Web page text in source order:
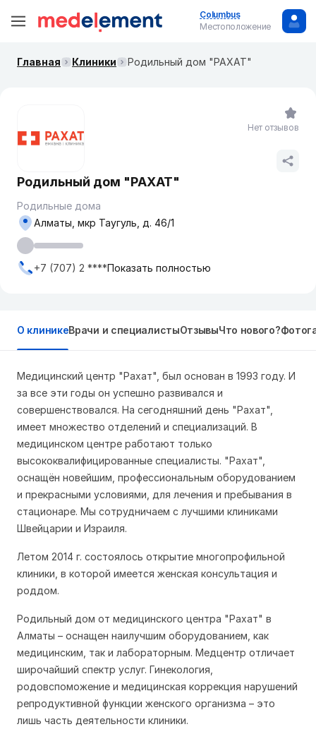
Columbus
Местоположение
Главная Клиники Родильный дом "РАХАТ"
Родильный дом "РАХАТ"
Родильные дома
Алматы, мкр Таугуль, д. 46/1
+7 (707) 2 ****Показать полностью
Нет отзывов
О клиникеВрачи и специалистыОтзывыЧто нового?
Медицинский центр "Рахат", был основан в 1993 году. И
за все эти годы он успешно развивался и
совершенствовался. На сегодняшний день "Рахат",
имеет множество отделений и специализаций. В
медицинском центре работают только
высококвалифицированные специалисты. "Рахат",
оснащён новейшим, профессиональным оборудованием
и прекрасными условиями, для лечения и пребывания в
стационаре. Мы сотрудничаем с лучшими клиниками
Швейцарии и Израиля.
Летом 2014 г. состоялось открытие многопрофильной
клиники, в которой имеется женская консультация и
роддом.
Родильный дом от медицинского центра "Рахат" в
Алматы – оснащен наилучшим оборудованием, как
медицинским, так и лабораторным. Медцентр отличает
широчайший спектр услуг. Гинекология,
родовспоможение и медицинская коррекция нарушений
репродуктивной функции женского организма – это
лишь часть деятельности клиники.